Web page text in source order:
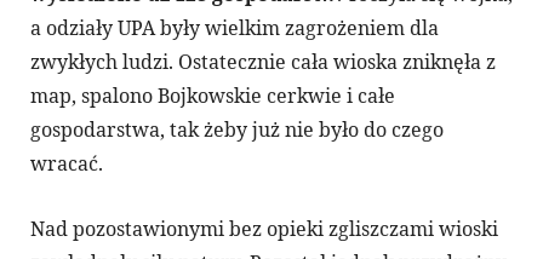
a odziały UPA były wielkim zagrożeniem dla
zwykłych ludzi. Ostatecznie cała wioska zniknęła z
map, spalono Bojkowskie cerkwie i całe
gospodarstwa, tak żeby już nie było do czego
wracać.
Nad pozostawionymi bez opieki zgliszczami wioski